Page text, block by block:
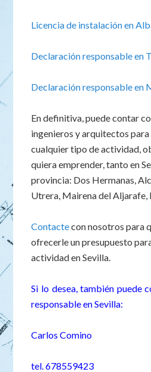
Licencia de instalación en
Declaración responsable en
Declaración responsable en
En definitiva, puede contar
ingenieros y arquitectos
cualquier tipo de actividad,
quiera emprender, tanto en
provincia: Dos Hermanas,
Utrera, Mairena del Aljarafe,
Contactecon nosotros para
ofrecerle un presupuesto
actividad en Sevilla.
Si lo desea, también puede
responsable en Sevilla:
Carlos Comino
tel. 678559423